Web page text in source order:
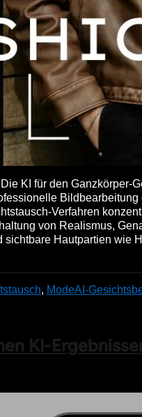
KI für den Ganzkörper-
Verfahren
von Realismus,
Hautpartien wie
, ModeAI-
KI-